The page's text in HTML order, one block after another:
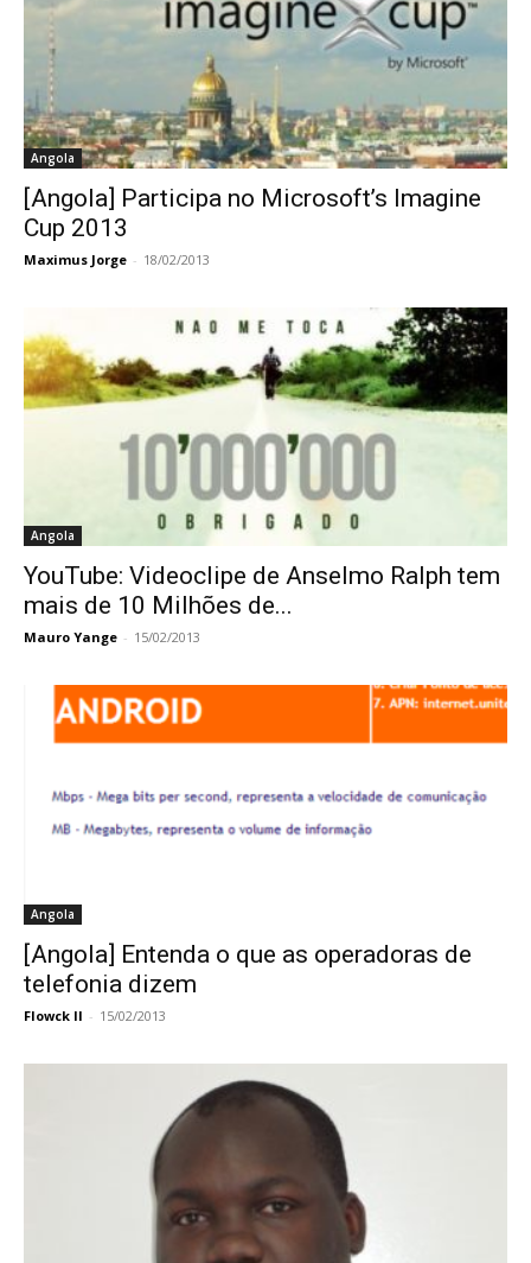
Angola
[Angola] Participa no Microsoft’s Imagine
Cup 2013
Maximus Jorge - 18/02/2013
Angola
YouTube: Videoclipe de Anselmo Ralph tem
mais de 10 Milhões de...
Mauro Yange - 15/02/2013
Angola
[Angola] Entenda o que as operadoras de
telefonia dizem
Flowck II - 15/02/2013